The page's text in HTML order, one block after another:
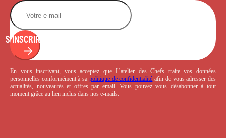
S'INSCRIRE
En vous inscrivant, vous acceptez que L’atelier des Chefs traite vos données
personnelles conformément à sa politique de confidentialité afin de vous adresser des
actualités, nouveautés et offres par email. Vous pouvez vous désabonner à tout
moment grâce au lien inclus dans nos e-mails.